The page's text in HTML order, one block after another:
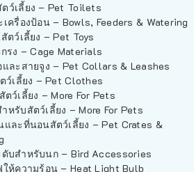
ว์เลี้ยง – Pet Toilets
ครื่องป้อน – Bowls, Feeders & Watering
ตว์เลี้ยง – Pet Toys
รง – Cage Materials
ละสายจูง – Pet Collars & Leashes
ว์เลี้ยง – Pet Clothes
ว์เลี้ยง – More For Pets
หรับสัตว์เลี้ยง – More For Pets
ละที่นอนสัตว์เลี้ยง – Pet Crates &
บสำหรับนก – Bird Accessories
ห้ความร้อน – Heat Light Bulb